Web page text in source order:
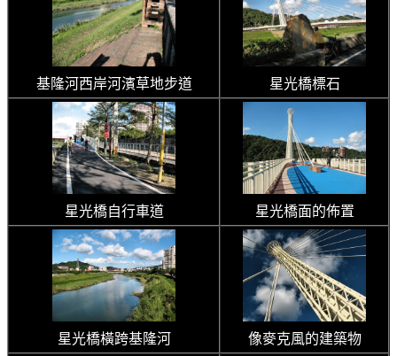
基隆河西岸河濱草地步道 星光橋標石
星光橋自行車道 星光橋面的佈置
星光橋橫跨基隆河 像麥克風的建築物